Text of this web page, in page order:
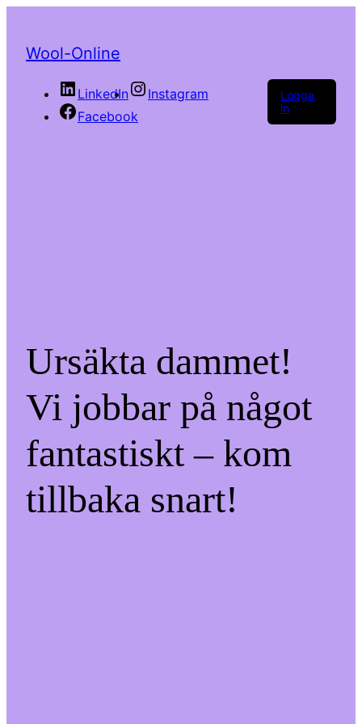
Wool-Online
LinkedIn
Instagram
Facebook
Logga
in
Ursäkta dammet!
Vi jobbar på något
fantastiskt – kom
tillbaka snart!